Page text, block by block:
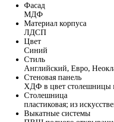
Фасад
МДФ
Материал корпуса
ЛДСП
Цвет
Синий
Стиль
Английский, Евро,
Стеновая панель
ХДФ в цвет столешницы
Столешница
пластиковая; из
Выкатные системы